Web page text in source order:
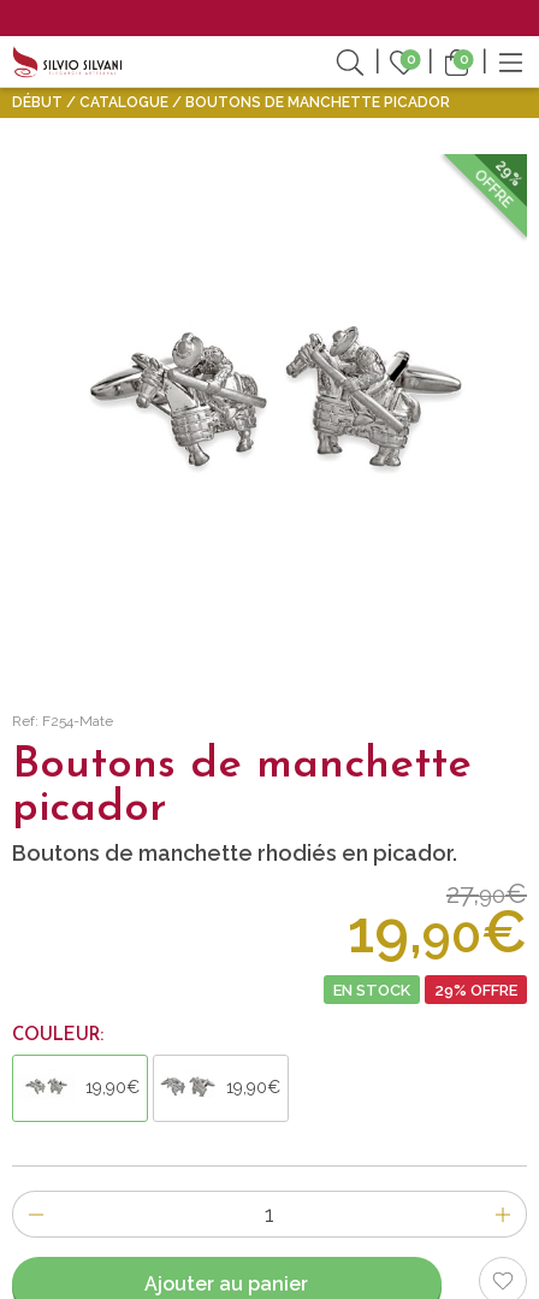
0 0
DÉBUT CATALOGUE BOUTONS DE MANCHETTE PICADOR
29%
OFFRE
Ref: F254-Mate
Boutons de manchette
picador
Boutons de manchette rhodiés en picador.
27,90€
19,90€
EN STOCK 29% OFFRE
COULEUR:
19,90€ 19,90€
Nombre
d'items
Ajouter au panier